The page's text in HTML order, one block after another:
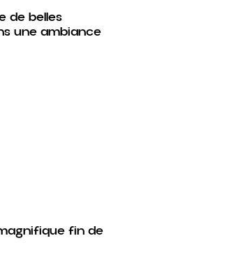
de belles
une ambiance
fin de